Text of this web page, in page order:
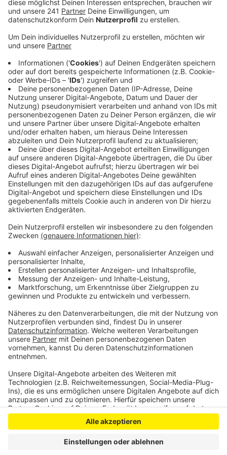
Anzeige
Veröffentlicht:Montag, 30.05.2022 10:35
Anzeige
Es wird wieder bunt: Gelbsenf oder auch
Sonnenblumen sind typische Pflanzen, die in
Blühstreifen wachsen. Da die Pflanzen zeitlich
versetzt blühen, haben Hummeln, Bienen und andere
Insekten durchgängig Nahrung und Lebensraum, sagt
der Verband.
Auf den bestellten Äckern und Wiesen haben sich
viele Tierarten angesiedelt. Die Landwirte sorgen
dafür, dass ihr Lebensraum auch weiterhin bewahrt
wird. Häufig machen auch Infotafeln darauf
aufmerksam, dass sich Landwirtschaft und
Artenschutz nicht ausschließen, sagt der
Landwirtschaftsverband. Interessierte haben die
Möglichkeit, Blüh-Patenschaften zu übernehmen.
Weitere Infos:www.rlv.de/verbraucher/blueh-
patenschaft/
Anzeige